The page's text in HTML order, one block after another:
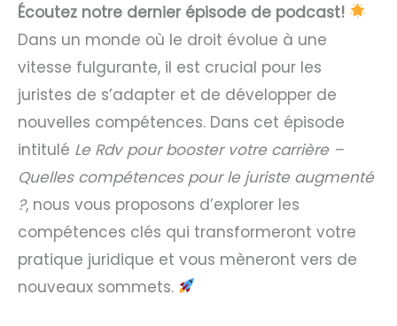
Écoutez notre dernier épisode de podcast!
Dans un monde où le droit évolue à une
vitesse fulgurante, il est crucial pour les
juristes de s’adapter et de développer de
nouvelles compétences. Dans cet épisode
intitulé Le Rdv pour booster votre carrière –
Quelles compétences pour le juriste augmenté
?, nous vous proposons d’explorer les
compétences clés qui transformeront votre
pratique juridique et vous mèneront vers de
nouveaux sommets.